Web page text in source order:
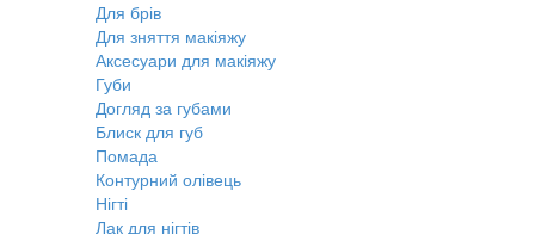
Для брів
Для зняття макіяжу
Аксесуари для макіяжу
Губи
Догляд за губами
Блиск для губ
Помада
Контурний олівець
Нігті
Лак для нігтів